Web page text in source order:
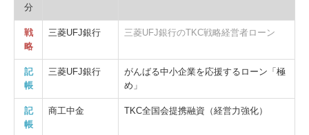
分
戦
略
三菱UFJ銀行 三菱UFJ銀行のTKC戦略経営者ローン
記
帳
三菱UFJ銀行
がんばる中小企業を応援するローン「極
め」
記
帳
商工中金 TKC全国会提携融資（経営力強化）